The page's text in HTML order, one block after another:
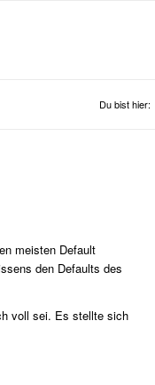
Du bist hier:
meisten Default
den Defaults des
voll sei. Es stellte sich